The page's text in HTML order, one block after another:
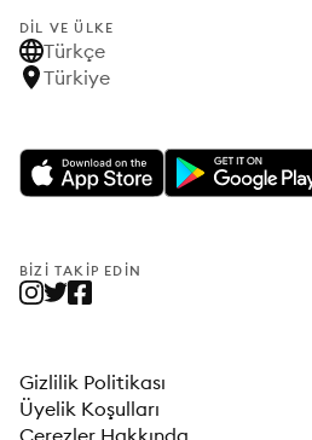
DIL VE ÜLKE
Türkçe
Türkiye
BIZI TAKIP EDIN
Gizlilik Politikası
Üyelik Koşulları
Çerezler Hakkında